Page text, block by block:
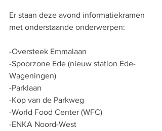
Er staan deze avond informatiekramen
met onderstaande onderwerpen:
-Oversteek Emmalaan
-Spoorzone Ede (nieuw station Ede-
Wageningen)
-Parklaan
-Kop van de Parkweg
-World Food Center (WFC)
-ENKA Noord-West